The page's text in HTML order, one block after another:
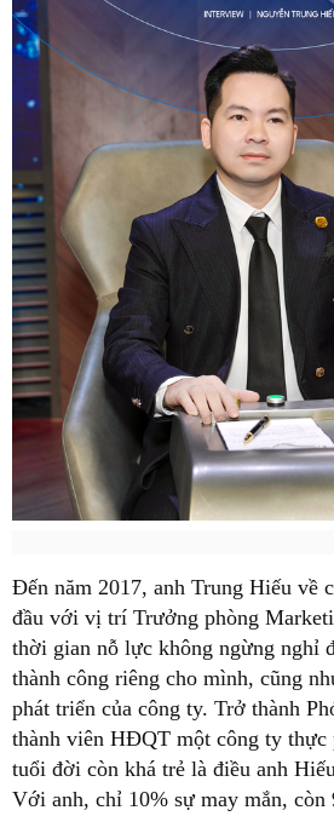
Đến năm 2017, anh Trung Hiếu về
đầu với vị trí Trưởng phòng
thời gian nỗ lực không ngừng nghỉ
thành công riêng cho mình, cũng
phát triển của công ty. Trở thành
thành viên HĐQT một công ty thực
tuổi đời còn khá trẻ là điều anh
Với anh, chỉ 10% sự may mắn, còn